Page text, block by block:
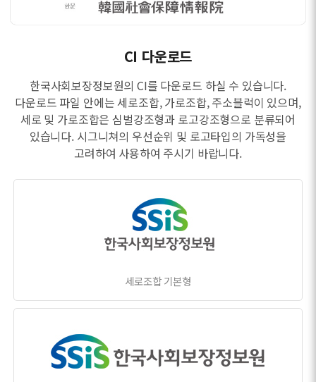
CI 다운로드
한국사회보장정보원의 CI를 다운로드 하실 수 있습니다.
다운로드 파일 안에는 세로조합, 가로조합, 주소블럭이 있으며,
세로 및 가로조합은 심벌강조형과 로고강조형으로 분류되어
있습니다. 시그니쳐의 우선순위 및 로고타입의 가독성을
고려하여 사용하여 주시기 바랍니다.
세로조합 기본형